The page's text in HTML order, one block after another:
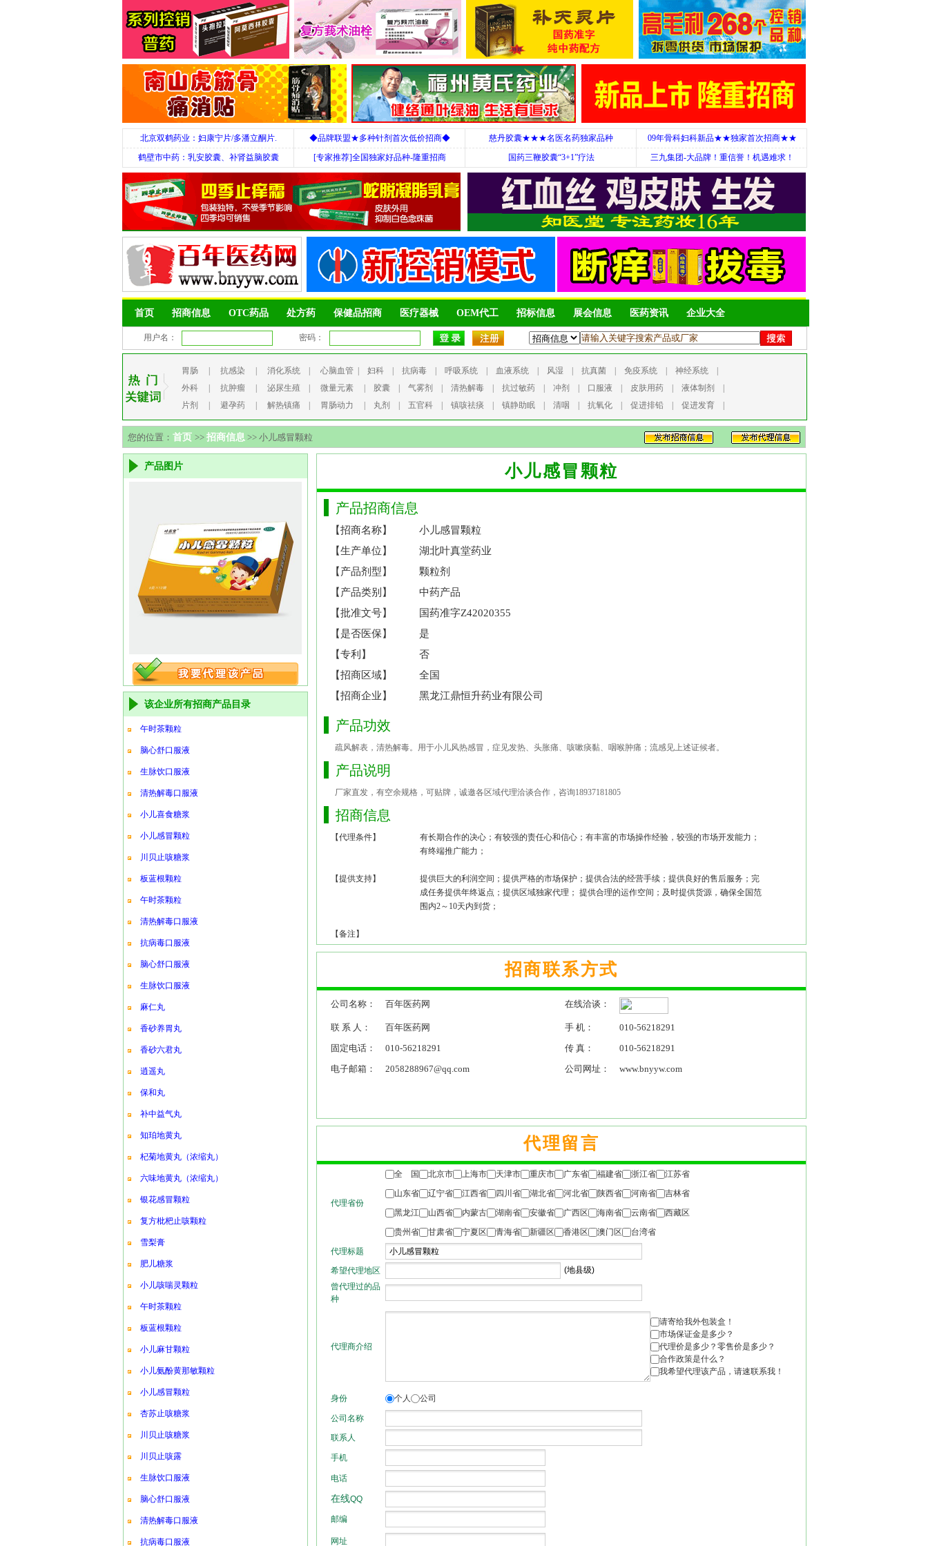
北京双鹤药业：妇康宁片/多潘立酮片.
鹤壁市中药：乳安胶囊、补肾益脑胶囊
◆品牌联盟★多种针剂首次低价招商◆
[专家推荐]全国独家好品种-隆重招商
慈丹胶囊★★★名医名药独家品种
国药三鞭胶囊“3+1”疗法
09年骨科妇科新品★★独家首次招商★★
三九集团-大品牌！重信誉！机遇难求！
首页 招商信息 OTC药品 处方药 保健品招商 医疗器械 OEM代工 招标信息 展会信息 医药资讯 企业大全
用户名： 密码：
胃肠 抗感染 消化系统 心脑血管 妇科 抗病毒 呼吸系统 血液系统 风湿 抗真菌 免疫系统 神经系统
外科
抗肿瘤 泌尿生殖 微量元素 胶囊 气雾剂 清热解毒 抗过敏药 冲剂 口服液 皮肤用药 液体制剂
片剂
避孕药 解热镇痛 胃肠动力 丸剂 五官科 镇咳祛痰 镇静助眠 清咽 抗氧化 促进排铅 促进发育
您的位置： 首页 >> 招商信息 >> 小儿感冒颗粒
产品图片
该企业所有招商产品目录
午时茶颗粒
脑心舒口服液
生脉饮口服液
清热解毒口服液
小儿喜食糖浆
小儿感冒颗粒
川贝止咳糖浆
板蓝根颗粒
午时茶颗粒
清热解毒口服液
抗病毒口服液
脑心舒口服液
生脉饮口服液
麻仁丸
香砂养胃丸
香砂六君丸
逍遥丸
保和丸
补中益气丸
知珀地黄丸
杞菊地黄丸（浓缩丸）
六味地黄丸（浓缩丸）
银花感冒颗粒
复方枇杷止咳颗粒
雪梨膏
肥儿糖浆
小儿咳喘灵颗粒
午时茶颗粒
板蓝根颗粒
小儿麻甘颗粒
小儿氨酚黄那敏颗粒
小儿感冒颗粒
杏苏止咳糖浆
川贝止咳糖浆
川贝止咳露
生脉饮口服液
脑心舒口服液
清热解毒口服液
抗病毒口服液
小儿感冒颗粒
产品招商信息
【招商名称】
小儿感冒颗粒
【生产单位】
湖北叶真堂药业
【产品剂型】
颗粒剂
【产品类别】
中药产品
【批准文号】
国药准字Z42020355
【是否医保】
是
【专利】
否
【招商区域】
全国
【招商企业】
黑龙江鼎恒升药业有限公司
产品功效
疏风解表，清热解毒。用于小儿风热感冒，症见发热、头胀痛、咳嗽痰黏、咽喉肿痛；流感见上述证候者。
产品说明
厂家直发，有空余规格，可贴牌，诚邀各区域代理洽谈合作，咨询18937181805
招商信息
【代理条件】
有长期合作的决心；有较强的责任心和信心；有丰富的市场操作经验，较强的市场开发能力；
有终端推广能力；
【提供支持】
提供巨大的利润空间；提供严格的市场保护；提供合法的经营手续；提供良好的售后服务；完
成任务提供年终返点；提供区域独家代理； 提供合理的运作空间；及时提供货源，确保全国范
围内2～10天内到货；
【备注】
招商联系方式
公司名称： 百年医药网 在线洽谈：
联 系 人： 百年医药网 手 机：
010-56218291
固定电话：
010-56218291 传 真：
010-56218291
电子邮箱：
2058288967@qq.com 公司网址： www.bnyyw.com
代理留言